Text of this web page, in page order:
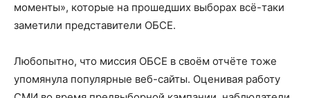
моменты», которые на прошедших выборах всё-таки
заметили представители ОБСЕ.
Любопытно, что миссия ОБСЕ в своём отчёте тоже
упомянула популярные веб-сайты. Оценивая работу